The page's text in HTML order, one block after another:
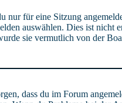
für eine Sitzung
auswählen. Dies ist
sie vermutlich von der
dass du im Forum